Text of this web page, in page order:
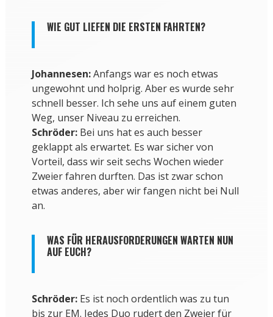
WIE GUT LIEFEN DIE ERSTEN FAHRTEN?
Johannesen:Anfangs war es noch etwas
ungewohnt und holprig. Aber es wurde sehr
schnell besser. Ich sehe uns auf einem guten
Weg, unser Niveau zu erreichen.
Schröder:Bei uns hat es auch besser
geklappt als erwartet. Es war sicher von
Vorteil, dass wir seit sechs Wochen wieder
Zweier fahren durften. Das ist zwar schon
etwas anderes, aber wir fangen nicht bei Null
an.
WAS FÜR HERAUSFORDERUNGEN WARTEN NUN
AUF EUCH?
Schröder:Es ist noch ordentlich was zu tun
bis zur EM. Jedes Duo rudert den Zweier für